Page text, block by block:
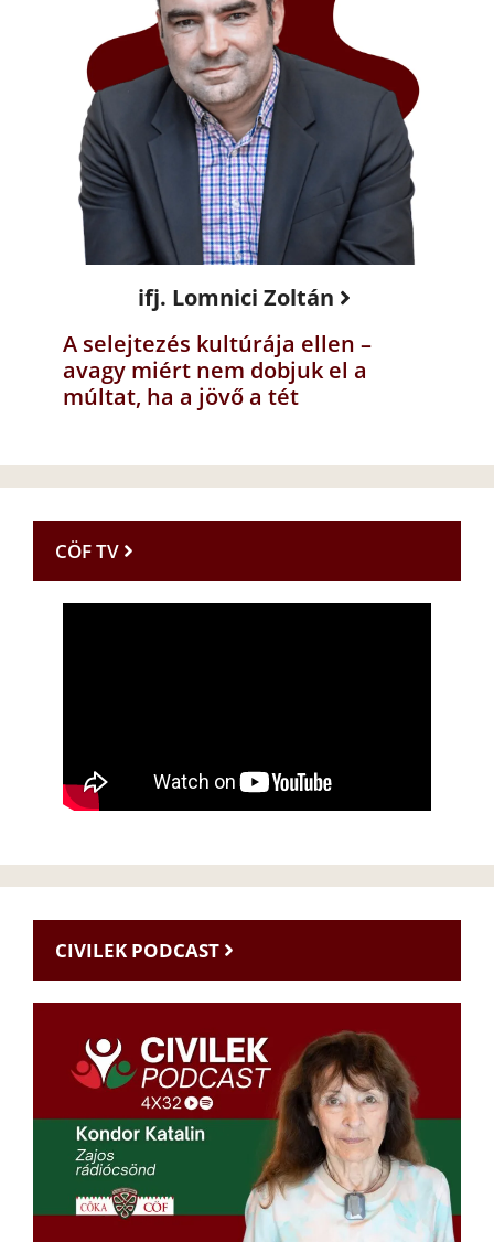
ifj. Lomnici Zoltán
A selejtezés kultúrája ellen –
avagy miért nem dobjuk el a
múltat, ha a jövő a tét
CÖF TV
CIVILEK PODCAST